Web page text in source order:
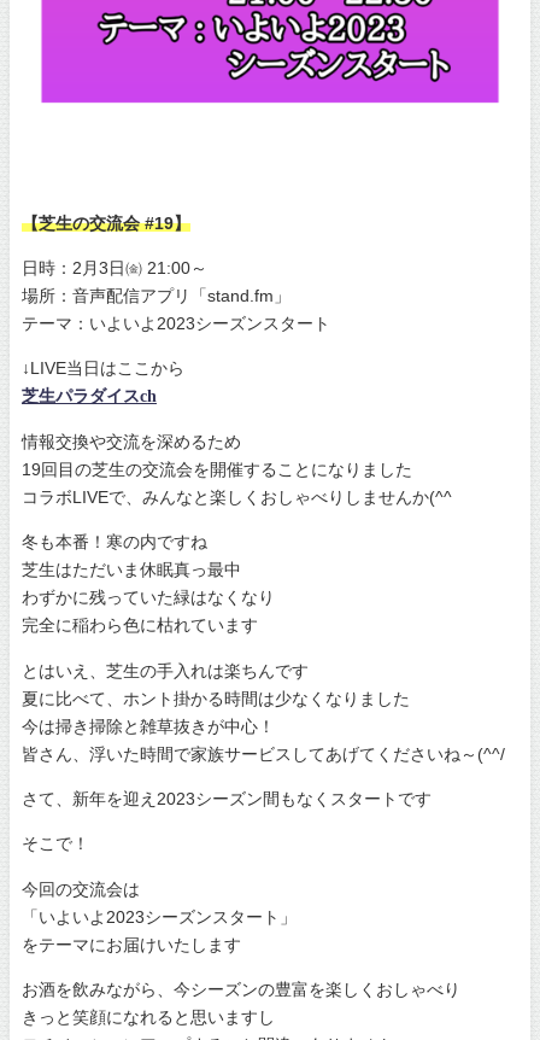
【芝生の交流会 #19】
日時：2月3日㈮ 21:00～
場所：音声配信アプリ「stand.fm」
テーマ：いよいよ2023シーズンスタート
↓LIVE当日はここから
芝生パラダイスch
情報交換や交流を深めるため
19回目の芝生の交流会を開催することになりました
コラボLIVEで、みんなと楽しくおしゃべりしませんか(^^
冬も本番！寒の内ですね
芝生はただいま休眠真っ最中
わずかに残っていた緑はなくなり
完全に稲わら色に枯れています
とはいえ、芝生の手入れは楽ちんです
夏に比べて、ホント掛かる時間は少なくなりました
今は掃き掃除と雑草抜きが中心！
皆さん、浮いた時間で家族サービスしてあげてくださいね～(^^/
さて、新年を迎え2023シーズン間もなくスタートです
そこで！
今回の交流会は
「いよいよ2023シーズンスタート」
をテーマにお届けいたします
お酒を飲みながら、今シーズンの豊富を楽しくおしゃべり
きっと笑顔になれると思いますし